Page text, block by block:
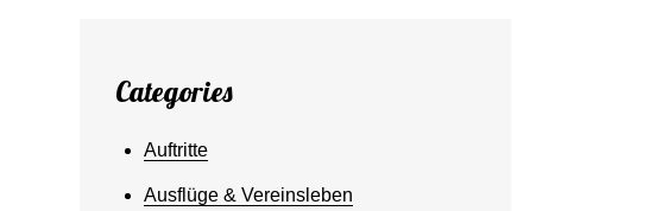
Categories
Auftritte
Ausflüge & Vereinsleben